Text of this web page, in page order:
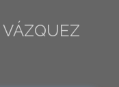
VÁZQUEZ